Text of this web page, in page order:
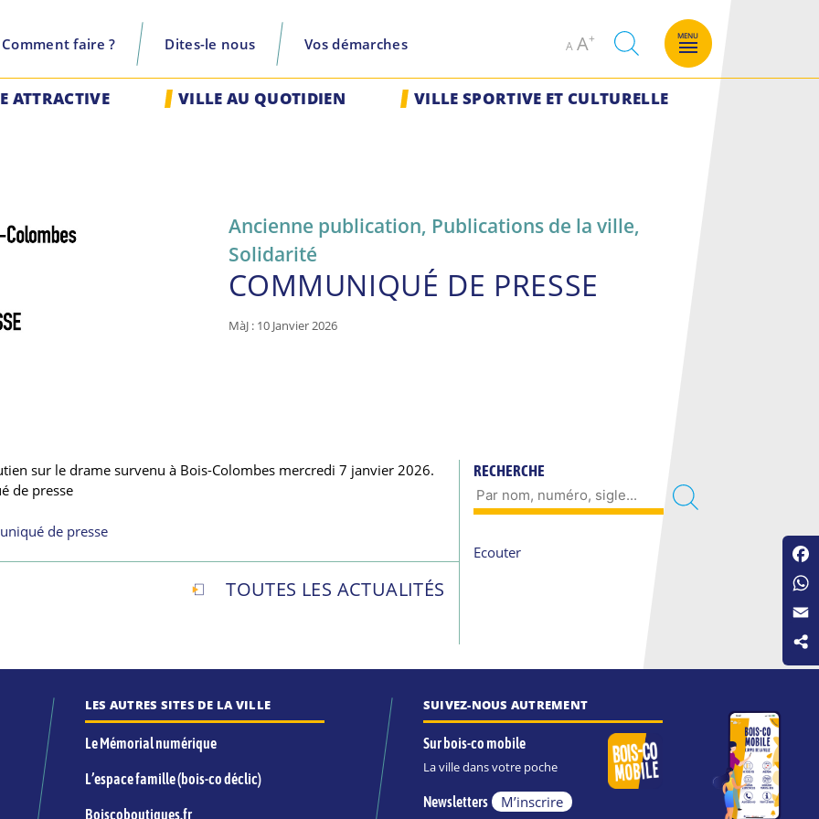
Comment faire ? Dites-le nous Vos démarches A
Decrease
font
AIncrease
size.
recherche
MENU
ATTRACTIVE VILLE AU QUOTIDIEN VILLE SPORTIVE ET CULTURELLE
Ancienne publication, Publications de la ville,
Solidarité
COMMUNIQUÉ DE PRESSE
MàJ : 10 Janvier 2026
sur le drame survenu à Bois-Colombes mercredi 7 janvier 2026.
de presse
de presse
TOUTES LES ACTUALITÉS
RECHERCHE
Ecouter
LES AUTRES SITES DE LA VILLE
Le Mémorial numérique
L’espace famille (bois-co déclic)
Boiscoboutiques.fr
SUIVEZ-NOUS AUTREMENT
Sur bois-co mobile
La ville dans votre poche
Newsletters M’inscrire